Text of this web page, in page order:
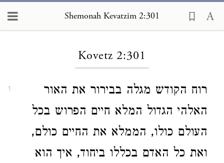
Shemonah Kevatzim 2:301
Kovetz 2:301
1
רוח הקודש מגלה בבירור את האור
האלהי הגדול המלא חיים הפרוש בכל
העולם כולו, הממלא את החיים כולם,
ואת כל האדם בכללו ביחוד, איך הוא